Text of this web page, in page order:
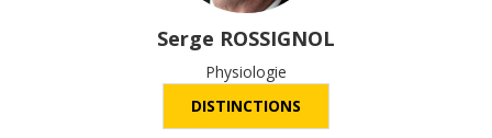
Serge ROSSIGNOL
Physiologie
DISTINCTIONS